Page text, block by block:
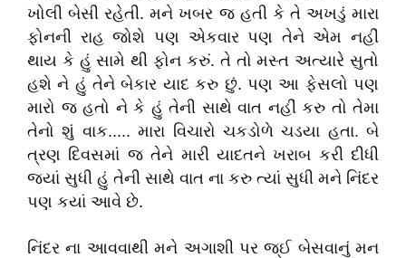
ખોલી બેસી રહેતી. મને ખબર જ હતી કે તે અખડું મારા
ફોનની રાહ જોશે પણ એકવાર પણ તેને એમ નહીં
થાય કે હું સામે થી ફોન કરું. તે તો મસ્ત અત્યારે સુતો
હશે ને હું તેને બેકાર યાદ કરુ છું. પણ આ ફેસલો પણ
મારો જ હતો ને કે હું તેની સાથે વાત નહીં કરુ તો તેમા
તેનો શું વાક..... મારા વિચારો ચકડોળે ચડયા હતા. બે
ત્રણ દિવસમાં જ તેને મારી યાદતને ખરાબ કરી દીધી
જયાં સુધી હું તેની સાથે વાત ના કરુ ત્યાં સુધી મને નિંદર
પણ કયાં આવે છે.
નિંદર ના આવવાથી મને અગાશી પર જ્ઈ બેસવાનું મન